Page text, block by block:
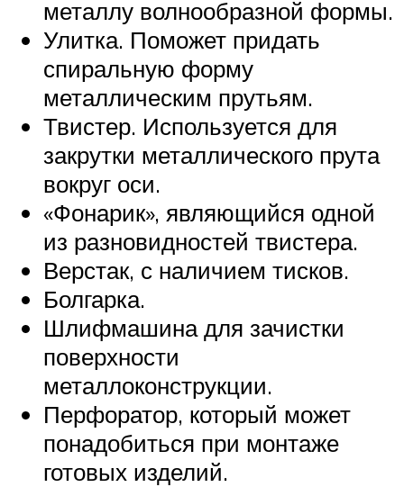
металлу волнообразной формы.
Улитка. Поможет придать
спиральную форму
металлическим прутьям.
Твистер. Используется для
закрутки металлического прута
вокруг оси.
«Фонарик», являющийся одной
из разновидностей твистера.
Верстак, с наличием тисков.
Болгарка.
Шлифмашина для зачистки
поверхности
металлоконструкции.
Перфоратор, который может
понадобиться при монтаже
готовых изделий.